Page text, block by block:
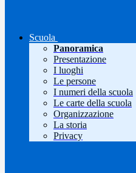
Scuola
Panoramica
Presentazione
I luoghi
Le persone
I numeri della scuola
Le carte della scuola
Organizzazione
La storia
Privacy